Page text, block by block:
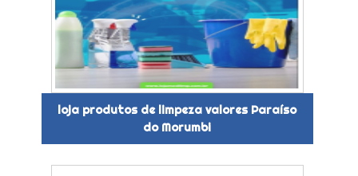
loja produtos de limpeza valores Paraíso
do Morumbi